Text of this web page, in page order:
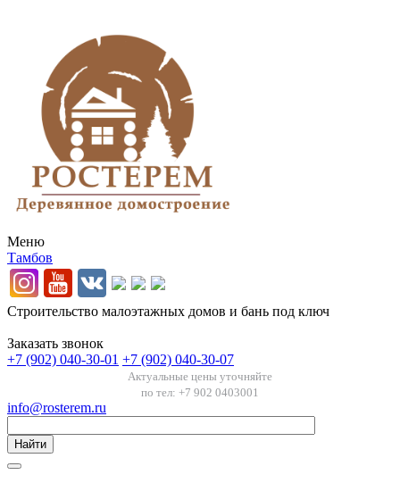
Меню
Тамбов
Строительство малоэтажных домов и бань под ключ
Заказать звонок
+7 (902) 040-30-01 +7 (902) 040-30-07
Актуальные цены уточняйте
по тел: +7 902 0403001
info@rosterem.ru
Найти